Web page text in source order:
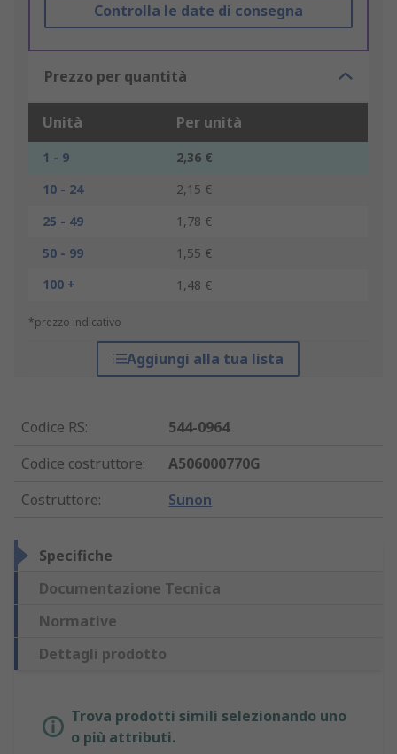
Controlla le date di consegna
Prezzo per quantità
Unità Per unità
1 - 9
2,36 €
10 - 24
2,15 €
25 - 49
1,78 €
50 - 99
1,55 €
100 +
1,48 €
*prezzo indicativo
Aggiungi alla tua lista
Codice RS:
544-0964
Codice costruttore:
A506000770G
Costruttore: Sunon
Specifiche
Documentazione Tecnica
Normative
Dettagli prodotto
Trova prodotti simili selezionando uno
o più attributi.